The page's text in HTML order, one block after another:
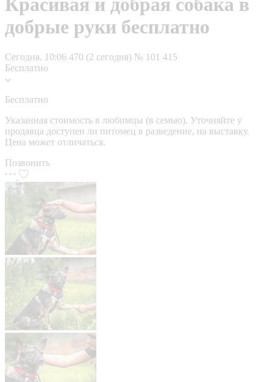
Красивая и добрая собака в
добрые руки бесплатно
Сегодня, 10:06 470 (2 сегодня) № 101 415
Бесплатно
Бесплатно
Указанная стоимость в любимцы (в семью). Уточняйте у
продавца доступен ли питомец в разведение, на выставку.
Цена может отличаться.
Позвонить